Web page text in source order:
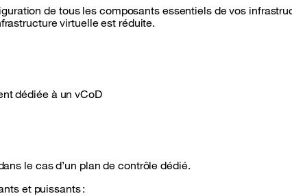
de tous les composants essentiels de vos
virtuelle est réduite.
dédiée à un vCoD
le cas d’un plan de contrôle dédié.
et puissants :